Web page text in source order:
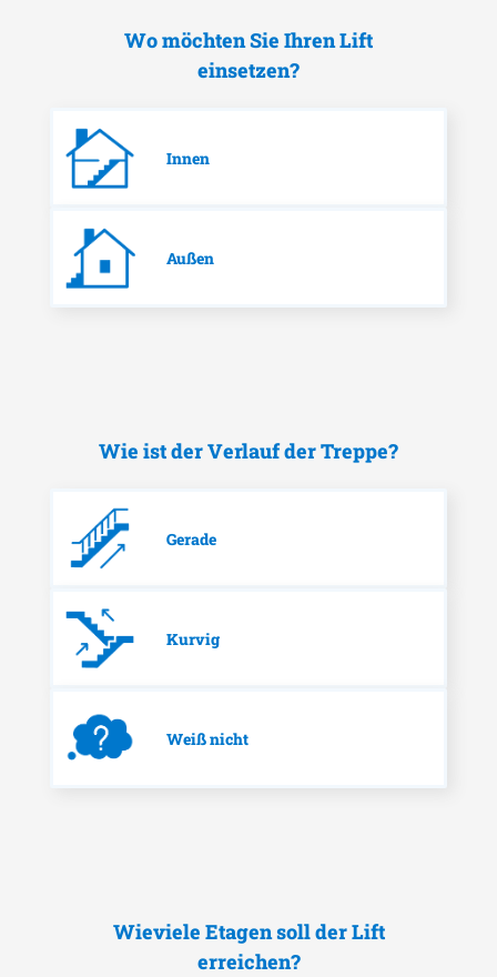
Wo möchten Sie Ihren Lift
einsetzen?
Innen
Außen
Wie ist der Verlauf der Treppe?
Gerade
Kurvig
Weiß nicht
Wieviele Etagen soll der Lift
erreichen?